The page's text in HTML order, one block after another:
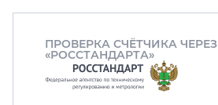
ПРОВЕРКА СЧЁТЧИКА
«РОССТАНДАРТА»